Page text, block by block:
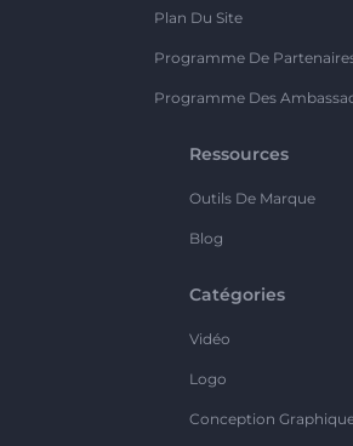
Plan Du Site
Programme De
Programme Des
Ressources
Outils De Marque
Blog
Catégories
Vidéo
Logo
Conception